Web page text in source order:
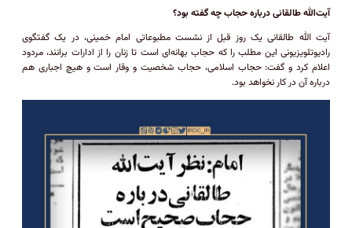
آیت‌الله طالقانی درباره حجاب چه گفته بود؟
آیت الله طالقانی یک روز قبل از نشست مطبوعاتی امام خمینی، در یک گفتگوی
رادیوتلویزیونی این مطلب را که حجاب بهانه‌ای است تا زنان را از ادارات برانند، مردود
اعلام کرد و گفت: حجاب اسلامی، حجاب شخصیت و وقار است و هیچ اجباری هم
درباره آن در کار نخواهد بود.